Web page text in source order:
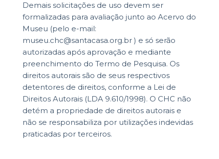
Demais solicitações de uso devem ser
formalizadas para avaliação junto ao Acervo do
Museu (pelo e-mail:
museu.chc@santacasa.org.br ) e só serão
autorizadas após aprovação e mediante
preenchimento do Termo de Pesquisa. Os
direitos autorais são de seus respectivos
detentores de direitos, conforme a Lei de
Direitos Autorais (LDA 9.610/1998). O CHC não
detém a propriedade de direitos autorais e
não se responsabiliza por utilizações indevidas
praticadas por terceiros.